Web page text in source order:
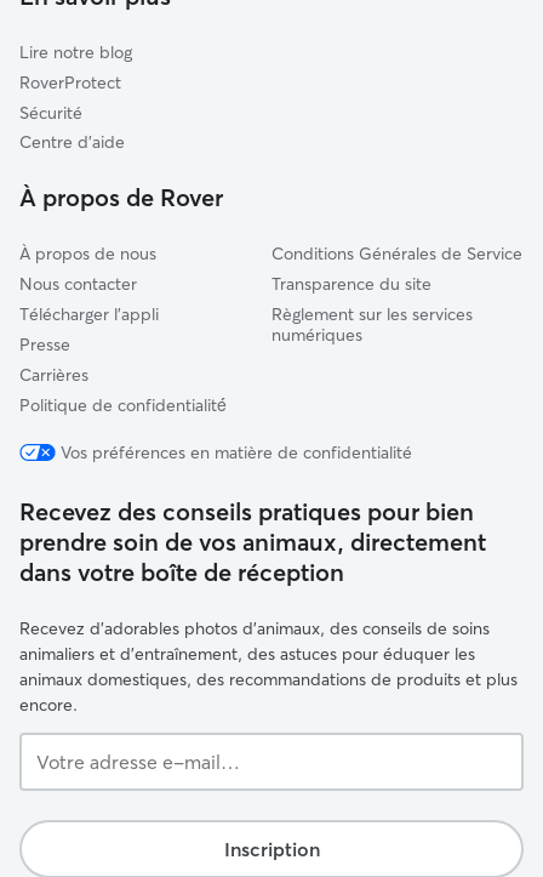
Benon
Autize-Egray
Lire notre blog
RoverProtect
Sécurité
Centre d'aide
À propos de Rover
À propos de nous
Nous contacter
Télécharger l'appli
Presse
Carrières
Politique de confidentialité́
Conditions Générales de Service
Transparence du site
Règlement sur les services
numériques
Vos préférences en matière de confidentialité
Recevez des conseils pratiques pour bien
prendre soin de vos animaux, directement
dans votre boîte de réception
Recevez d'adorables photos d'animaux, des conseils de soins
animaliers et d'entraînement, des astuces pour éduquer les
animaux domestiques, des recommandations de produits et plus
encore.
adresse
mail…
Inscription